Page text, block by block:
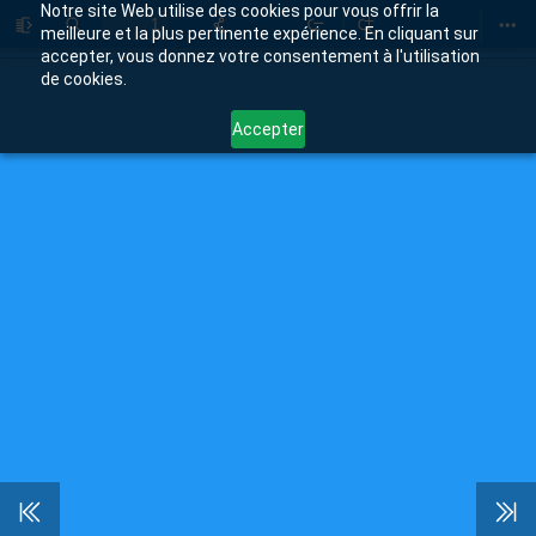
Notre site Web utilise des cookies pour vous offrir la
meilleure et la plus pertinente expérience. En cliquant sur
accepter, vous donnez votre consentement à l'utilisation
de cookies.
Accepter
Toggle
Sidebar
Trouver
Zoom
Out
Zoom
In